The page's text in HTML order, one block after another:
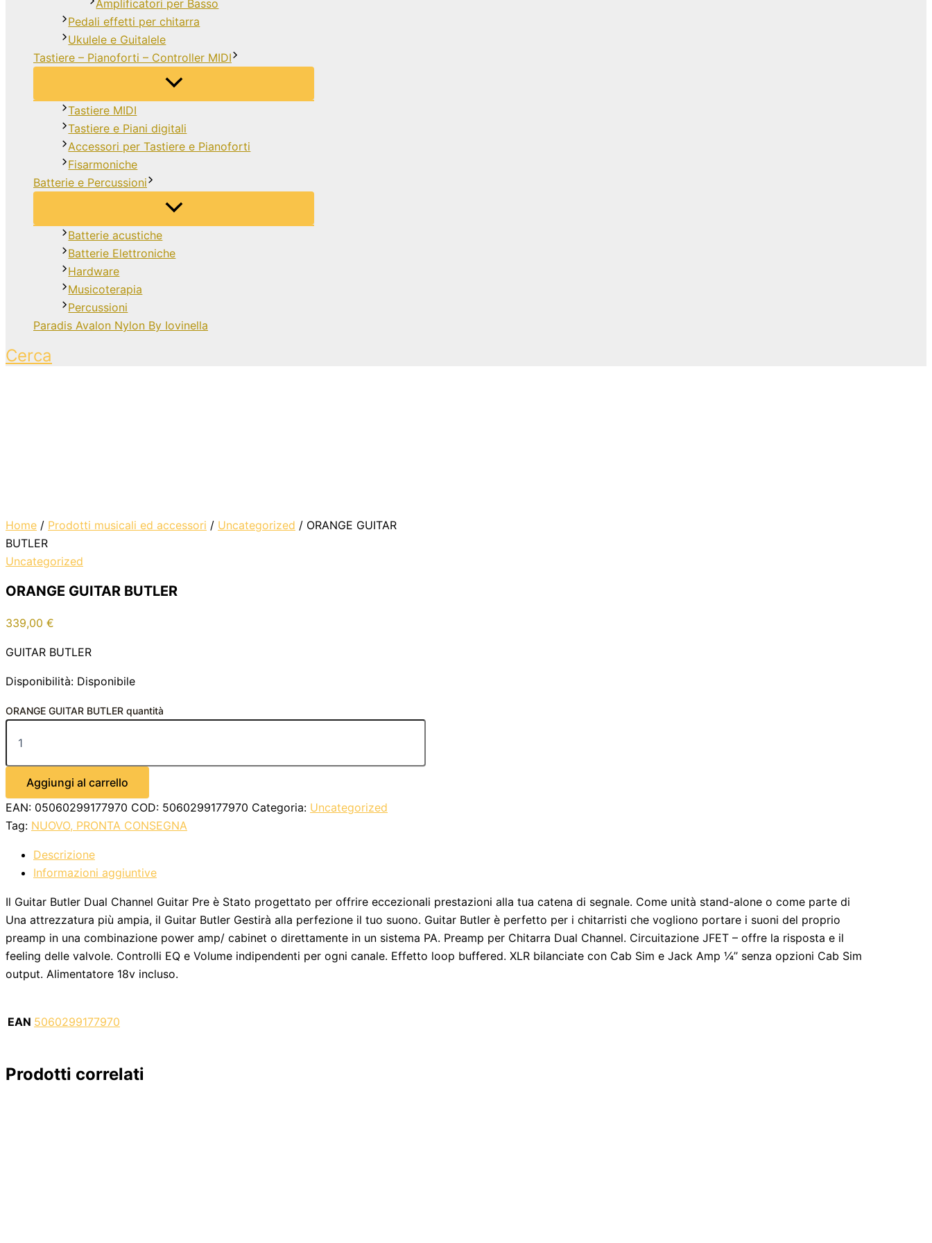
Amplificatori per Basso
Pedali effetti per chitarra
Ukulele e Guitalele
Tastiere – Pianoforti – Controller MIDI
Tastiere MIDI
Tastiere e Piani digitali
Accessori per Tastiere e Pianoforti
Fisarmoniche
Batterie e Percussioni
Batterie acustiche
Batterie Elettroniche
Hardware
Musicoterapia
Percussioni
Paradis Avalon Nylon By Iovinella
Cerca
Home / Prodotti musicali ed accessori / Uncategorized / ORANGE GUITAR
BUTLER
Uncategorized
ORANGE GUITAR BUTLER
339,00 €
GUITAR BUTLER
Disponibilità: Disponibile
ORANGE GUITAR BUTLER quantità
Aggiungi al carrello
EAN: 05060299177970 COD: 5060299177970 Categoria: Uncategorized
Tag: NUOVO, PRONTA CONSEGNA
Descrizione
Informazioni aggiuntive
Il Guitar Butler Dual Channel Guitar Pre è Stato progettato per offrire eccezionali prestazioni alla tua catena di segnale. Come unità stand-alone o come parte di
Una attrezzatura più ampia, il Guitar Butler Gestirà alla perfezione il tuo suono. Guitar Butler è perfetto per i chitarristi che vogliono portare i suoni del proprio
preamp in una combinazione power amp/ cabinet o direttamente in un sistema PA. Preamp per Chitarra Dual Channel. Circuitazione JFET – offre la risposta e il
feeling delle valvole. Controlli EQ e Volume indipendenti per ogni canale. Effetto loop buffered. XLR bilanciate con Cab Sim e Jack Amp ¼’’ senza opzioni Cab Sim
output. Alimentatore 18v incluso.
EAN 5060299177970
Prodotti correlati